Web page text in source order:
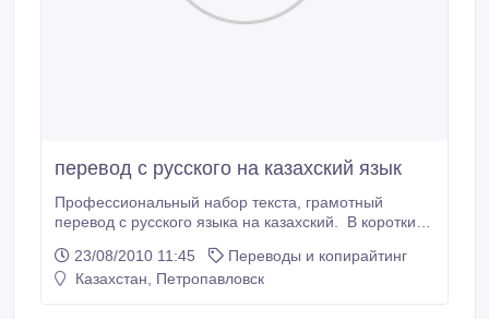
перевод с русского на казахский язык
Профессиональный набор текста, грамотный
перевод с русского языка на казахский. В короткие
тематики, выполняю набор текста на компьютере
различной сложности (таблицы, формулы). Цена
23/08/2010 11:45
Переводы и копирайтинг
Казахстан, Петропавловск